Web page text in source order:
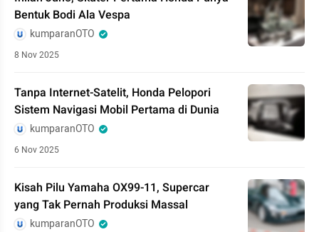
Bentuk Bodi Ala Vespa
kumparanOTO
8 Nov 2025
Tanpa Internet-Satelit, Honda Pelopori
Sistem Navigasi Mobil Pertama di Dunia
kumparanOTO
6 Nov 2025
Kisah Pilu Yamaha OX99-11, Supercar
yang Tak Pernah Produksi Massal
kumparanOTO